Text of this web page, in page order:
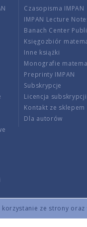
ze strony
Czasopisma IMPAN
IMPAN Lecture
Banach Center
Księgozbiór
Inne książki
Monografie
Preprinty IMPAN
Subskrypcje
Licencja subskrypcji
Kontakt ze sklepem
Dla autorów